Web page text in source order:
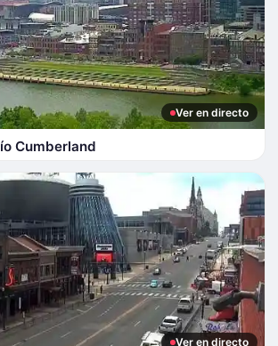
Ver en directo
Cumberland
Ver en directo